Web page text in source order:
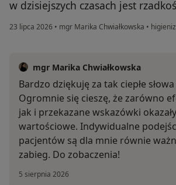
w dzisiejszych czasach jest
23 lipca 2026 • mgr Marika Chwiałkowska •
mgr Marika Chwiałkowska
Bardzo dziękuję za tak ciepłe
Ogromnie się cieszę, że zarówno
jak i przekazane wskazówki
wartościowe. Indywidualne
pacjentów są dla mnie równie
zabieg. Do zobaczenia!
5 sierpnia 2026